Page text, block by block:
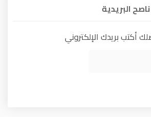
البريدية
أكتب بريدك الإلكتروني